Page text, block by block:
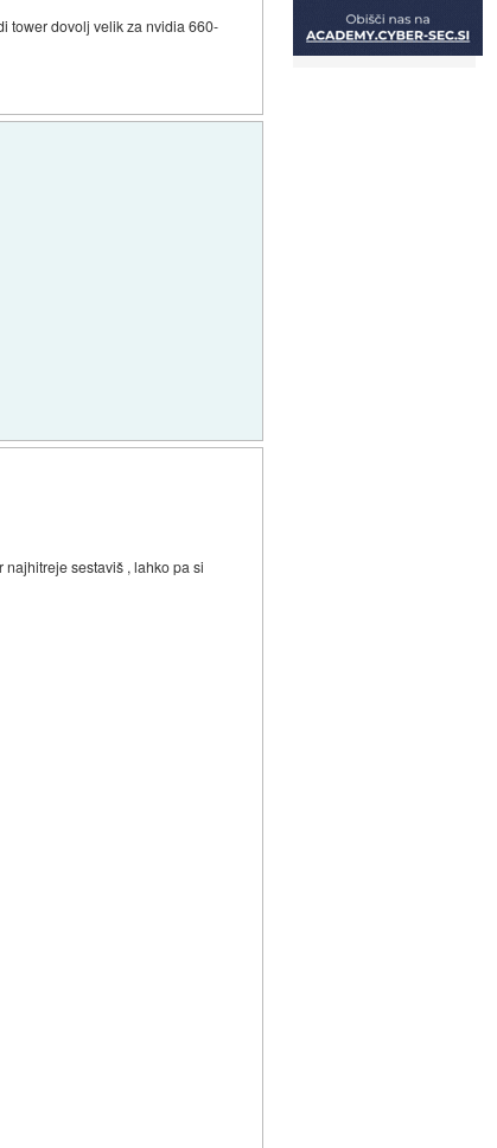
tower dovolj velik za nvidia 660-
najhitreje sestaviš , lahko pa si